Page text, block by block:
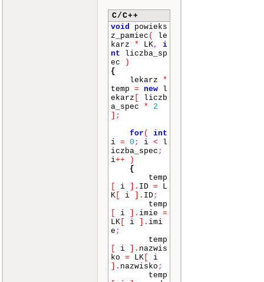
C/C++
void powieks
z_pamiec (
le
karz * LK,
i
nt liczba_sp
ec
)
{
lekarz *
temp = new l
ekarz
liczb
a_spec *
2
;
for (
int
i = 0 ; i < l
iczba_spec ;
i++
)
{
temp
i . ID = L
K
i . ID;
temp
i . imie =
LK
i . imi
e ;
temp
i . nazwis
ko = LK
i
. nazwisko ;
temp